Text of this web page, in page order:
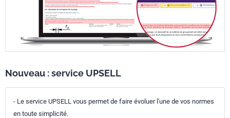
Nouveau : service UPSELL
- Le service UPSELL vous permet de faire évoluer l'une de vos normes
en toute simplicité.